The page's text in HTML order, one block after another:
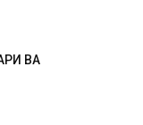
ВА